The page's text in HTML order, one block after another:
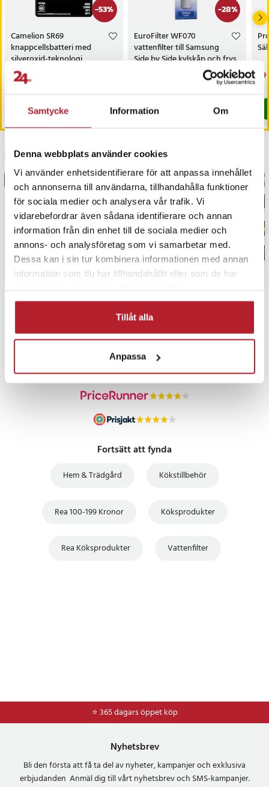
Samtycke Information Om
Denna webbplats använder cookies
Vi använder enhetsidentifierare för att anpassa innehållet
och annonserna till användarna, tillhandahålla funktioner
för sociala medier och analysera vår trafik. Vi
vidarebefordrar även sådana identifierare och annan
information från din enhet till de sociala medier och
annons- och analysföretag som vi samarbetar med.
Dessa kan i sin tur kombinera informationen med annan
information som du har tillhandahållit eller som de har
Tillåt alla
Anpassa
-53%
Camelion SR69
knappcellsbatteri med
silveroxid-teknologi
Nuvarande pris
pris:19 kr
9 kr
I lager, levereras inom 1-2 vardagar
Köp
-28%
EuroFilter WF070
vattenfilter till Samsung
Side by Side kylskåp och frys
:319 kr
I lager, levereras inom 1-2 vardagar
Senast besökta
PRISGARANTI
Fortsätt att fynda
Hem & Trädgård Kökstillbehör
Rea 100-199 Kronor Köksprodukter
Rea Köksprodukter Vattenfilter
⭐ 365 dagars öppet köp
⭐Frakt 49kr *
Nyhetsbrev
Bli den första att få ta del av nyheter, kampanjer och exklusiva
erbjudanden Anmäl dig till vårt nyhetsbrev och SMS-kampanjer.